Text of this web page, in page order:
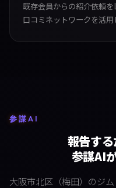
既存会員からの紹介依頼
口コミネットワークを活用
参謀AI
報告する
参謀AI
大阪市北区（梅田）のジ